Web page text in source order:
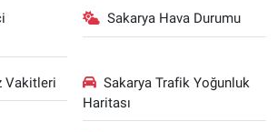
Sakarya Hava Durumu
Vakitleri
Sakarya Trafik Yoğunluk
Haritası